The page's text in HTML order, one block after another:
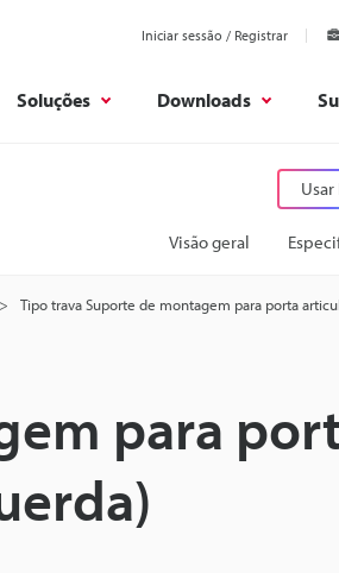
Iniciar sessão / Registrar
Soluções Downloads
Usar
Visão geral
Tipo trava Suporte de montagem para porta
para